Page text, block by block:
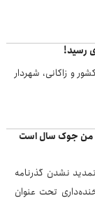
رسید!
و زاکانی، شهردار
من جوک سال است
نشدن گذرنامه
تحت عنوان